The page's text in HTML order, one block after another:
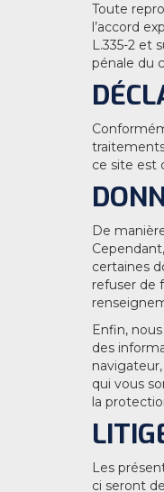
Toute
l’accord
L.335-2 et
pénale du
ce site est
De
certaines
refuser de
Enfin,
des
qui vous
la
Les
ci seront